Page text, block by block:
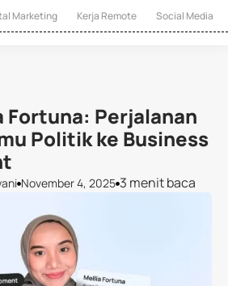
Marketing Kerja Remote Social Media
Perjalanan
Politik ke Business
November 4, 2025 3 menit baca